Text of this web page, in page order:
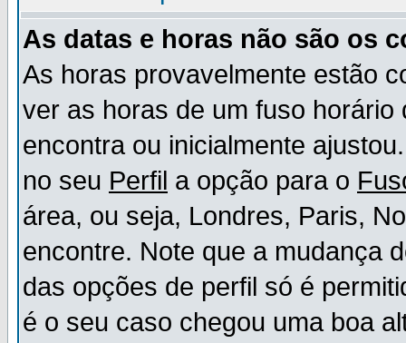
As datas e horas não são os
As horas provavelmente estão
ver as horas de um fuso
encontra ou inicialmente
no seu Perfil a opção para o
área, ou seja, Londres, Paris,
encontre. Note que a mudança
das opções de perfil só é
é o seu caso chegou uma boa